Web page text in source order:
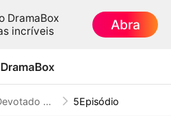
DramaBox
incríveis
Abra
Devotado ao Pecado 5Episódio